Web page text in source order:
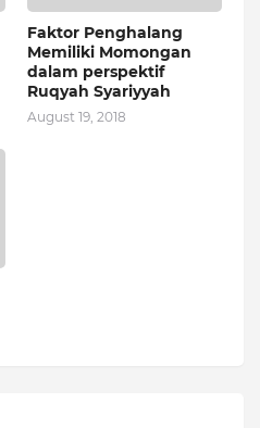
Faktor Penghalang
Memiliki Momongan
dalam perspektif
Ruqyah Syariyyah
August 19, 2018